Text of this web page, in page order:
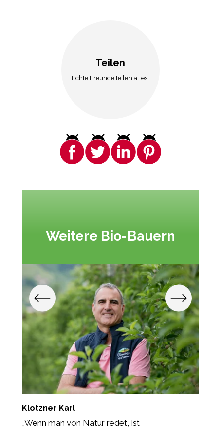
Teilen
Echte Freunde teilen alles.
Weitere Bio-Bauern
Klotzner Karl
„Wenn man von Natur redet, ist